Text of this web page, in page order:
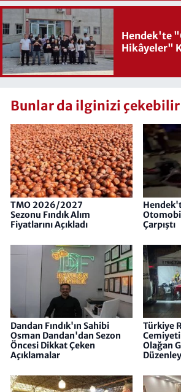
Hendek'te
Hikâyeler"
Bunlar da ilginizi çekebilir
TMO 2026/2027
Sezonu Fındık Alım
Fiyatlarını Açıkladı
Çarpıştı
Dandan Fındık'ın Sahibi
Osman Dandan'dan Sezon
Öncesi Dikkat Çeken
Açıklamalar
Türkiye
Cemiyeti​​​​​​​
Olağan